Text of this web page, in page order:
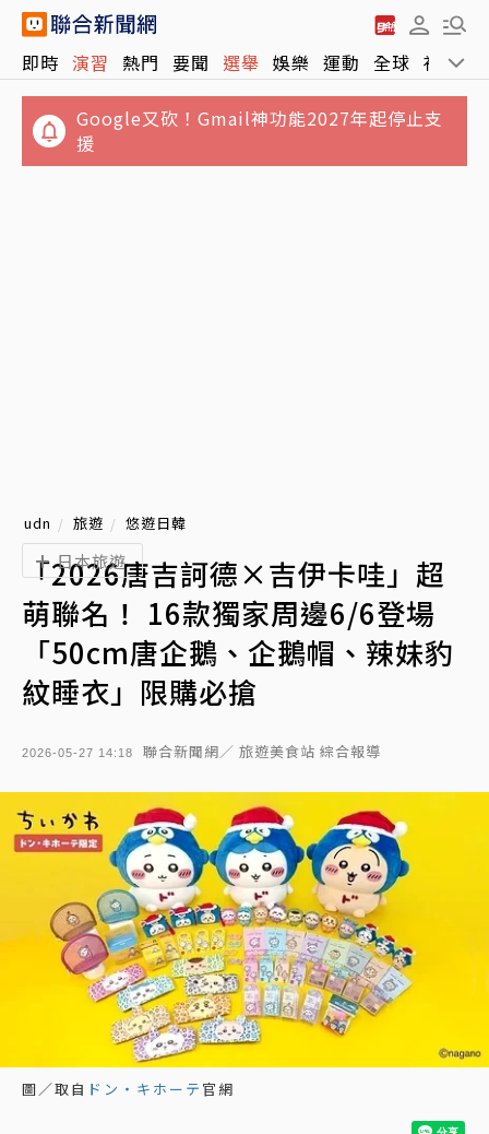
即時 演習 熱門 要聞 選舉 娛樂 運動 全球 社會
Google又砍！Gmail神功能2027年起停止支
援
台股高點震盪激化四貸同堂衝擊 金管會監理仍
有二大面向有待強化
udn 旅遊 悠遊日韓
「2026唐吉訶德×吉伊卡哇」超
萌聯名！ 16款獨家周邊6/6登場
「50cm唐企鵝、企鵝帽、辣妹豹
紋睡衣」限購必搶
2026-05-27 14:18 聯合新聞網／ 旅遊美食站 綜合報導
日本旅遊
圖／取自 ドン・キホーテ 官網